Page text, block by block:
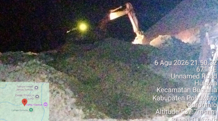
RELATED TOPICS:
DLH POHUWATO
PERUSAKAN LINGKUNGAN
TAMBANG
TAMBANG EMAS
TERBARU
UP NEXT
Sekda Provinsi Gorontalo Panen Melon Golden di Desa
Barakati
DON'T MISS
Bupati Pohuwato Saipul A. Mbuinga Pimpin Pembukaan
TMMD Ke-119: Momentum Kemanunggalan TNI-Rakyat
Menuju Kemajuan Daerah